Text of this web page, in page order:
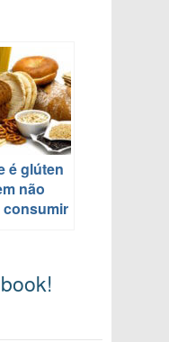
é glúten
não
consumir